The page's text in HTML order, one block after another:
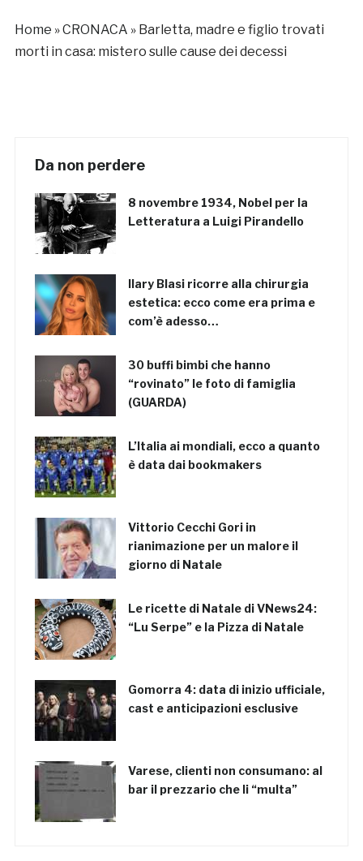
Home »CRONACA » Barletta, madre e figlio trovati
morti in casa: mistero sulle cause dei decessi
Da non perdere
8 novembre 1934, Nobel per la
Letteratura a Luigi Pirandello
Ilary Blasi ricorre alla chirurgia
estetica: ecco come era prima e
com’è adesso…
30 buffi bimbi che hanno
“rovinato” le foto di famiglia
(GUARDA)
L’Italia ai mondiali, ecco a quanto
è data dai bookmakers
Vittorio Cecchi Gori in
rianimazione per un malore il
giorno di Natale
Le ricette di Natale di VNews24:
“Lu Serpe” e la Pizza di Natale
Gomorra 4: data di inizio ufficiale,
cast e anticipazioni esclusive
Varese, clienti non consumano: al
bar il prezzario che li “multa”